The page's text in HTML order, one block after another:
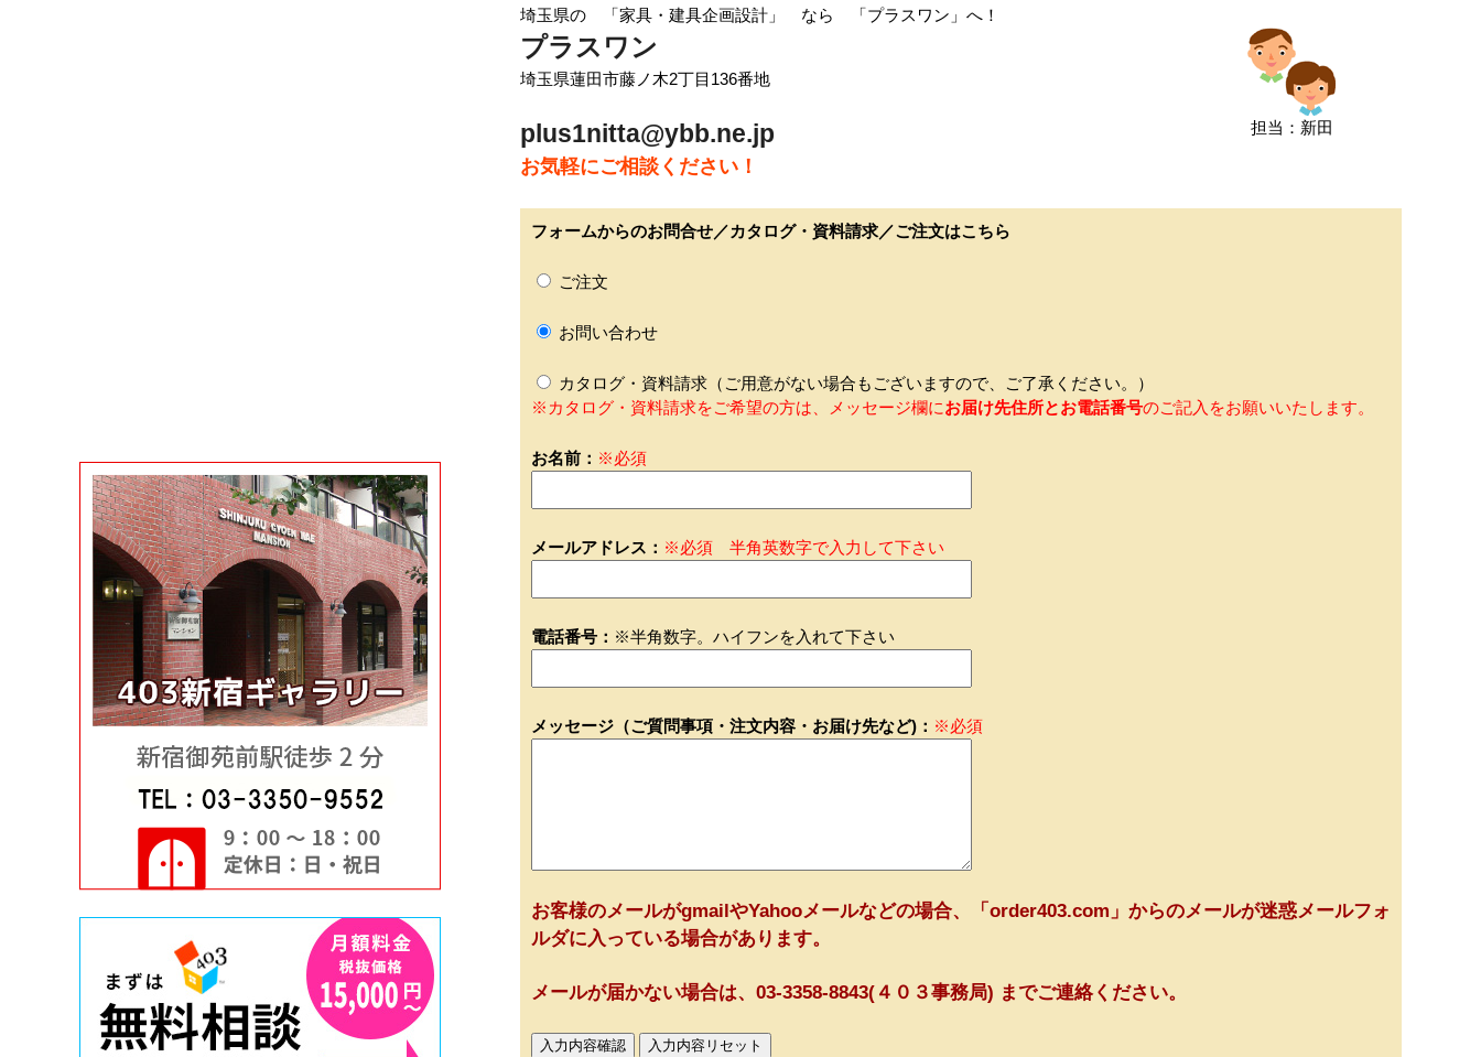
埼玉県の 「家具・建具企画設計」 なら 「プラスワン」へ！
プラスワン
埼玉県蓮田市藤ノ木2丁目136番地
plus1nitta@ybb.ne.jp
お気軽にご相談ください！
担当：新田
フォームからのお問合せ／カタログ・資料請求／ご注文はこちら
ご注文
お問い合わせ
カタログ・資料請求（ご用意がない場合もございますので、ご了承ください。）
※カタログ・資料請求をご希望の方は、メッセージ欄にお届け先住所とお電話番号のご記入をお願いいたします。
お名前： ※必須
メールアドレス： ※必須 半角英数字で入力して下さい
電話番号： ※半角数字。ハイフンを入れて下さい
メッセージ（ご質問事項・注文内容・お届け先など)： ※必須
お客様のメールがgmailやYahooメールなどの場合、「order403.com」からのメールが迷惑メールフォ
ルダに入っている場合があります。
メールが届かない場合は、03-3358-8843(４０３事務局) までご連絡ください。